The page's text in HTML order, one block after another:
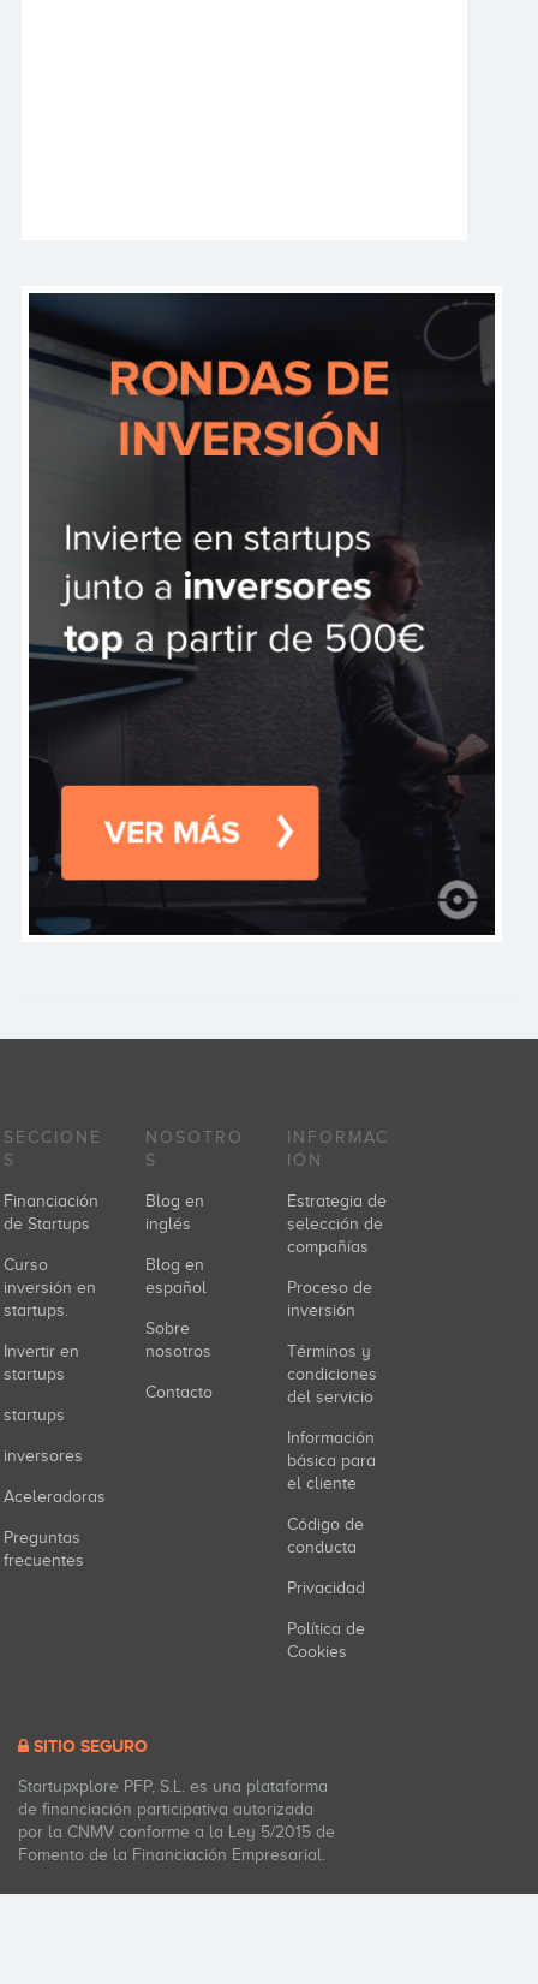
SECCIONE
S
Financiación
de Startups
Curso
inversión en
startups.
Invertir en
startups
startups
inversores
Aceleradoras
Preguntas
frecuentes
NOSOTRO
S
Blog en
inglés
Blog en
español
Sobre
nosotros
Contacto
INFORMAC
IÓN
Estrategia de
selección de
compañías
Proceso de
inversión
Términos y
condiciones
del servicio
Información
básica para
el cliente
Código de
conducta
Privacidad
Política de
Cookies
SITIO SEGURO
Startupxplore PFP, S.L. es una plataforma
de financiación participativa autorizada
por la CNMV conforme a la Ley 5/2015 de
Fomento de la Financiación Empresarial.